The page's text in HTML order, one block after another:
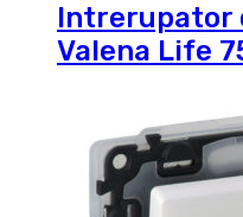
Intrerupator
Valena Life